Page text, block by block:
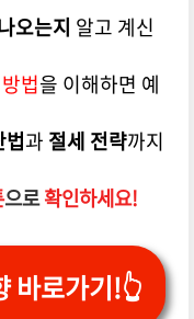
오는지 알고 계신
법을 이해하면 예
과 절세 전략까지
으로확인하세요!
바로가기!👆